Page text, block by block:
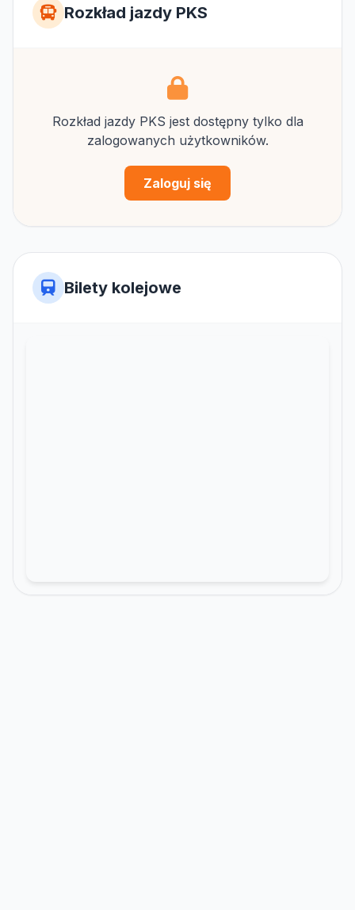
Rozkład jazdy PKS
Rozkład jazdy PKS jest dostępny tylko dla
zalogowanych użytkowników.
Zaloguj się
Bilety kolejowe